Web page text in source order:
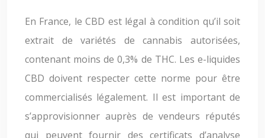
En France, le CBD est légal à condition qu’il soit
extrait de variétés de cannabis autorisées,
contenant moins de 0,3% de THC. Les e-liquides
CBD doivent respecter cette norme pour être
commercialisés légalement. Il est important de
s’approvisionner auprès de vendeurs réputés
qui peuvent fournir des certificats d’analyse